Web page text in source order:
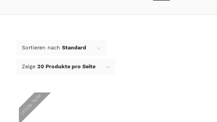
Sortieren nach Standard
Zeige 20 Produkte pro Seite
Letzte Teile